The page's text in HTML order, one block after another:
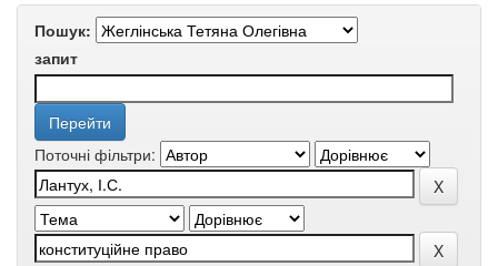
Пошук:
запит
Поточні фільтри: